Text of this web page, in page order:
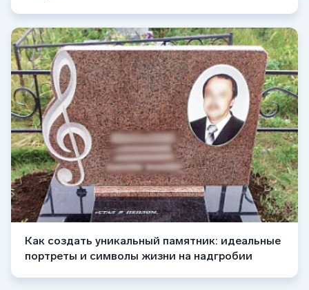
Как создать уникальный памятник: идеальные
портреты и символы жизни на надгробии